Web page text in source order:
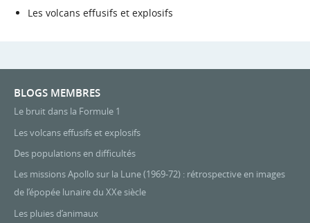
Les volcans effusifs et explosifs
BLOGS MEMBRES
Le bruit dans la Formule 1
Les volcans effusifs et explosifs
Des populations en difficultés
Les missions Apollo sur la Lune (1969-72) : rétrospective en images
de l’épopée lunaire du XXe siècle
Les pluies d’animaux